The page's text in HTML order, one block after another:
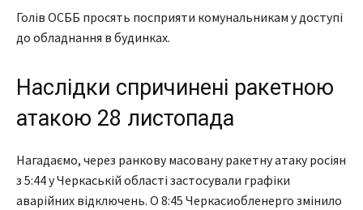
Голів ОСББ просять посприяти комунальникам у доступі
до обладнання в будинках.
Наслідки спричинені ракетною
атакою 28 листопада
Нагадаємо, через ранкову масовану ракетну атаку росіян
з 5:44 у Черкаській області застосували графіки
аварійних відключень. О 8:45 Черкасиобленерго змінило